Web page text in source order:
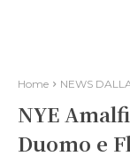
Home NEWS
NYE
Duomo e